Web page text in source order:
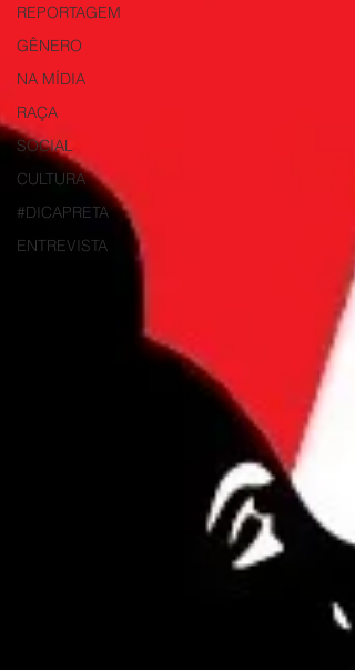
REPORTAGEM
GÊNERO
NA MÍDIA
RAÇA
SOCIAL
CULTURA
#DICAPRETA
ENTREVISTA